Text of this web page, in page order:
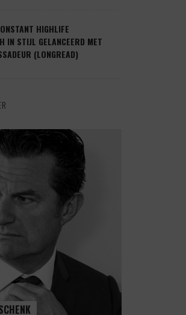
HIGHLIFE
IN STIJL GELANCEERD MET
(LONGREAD)